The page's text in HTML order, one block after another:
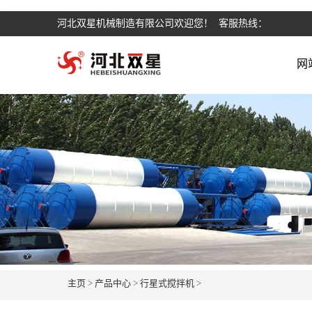
河北双星机械制造有限公司欢迎您！ 客服热线：
网
主页 > 产品中心 > 行星式搅拌机 >